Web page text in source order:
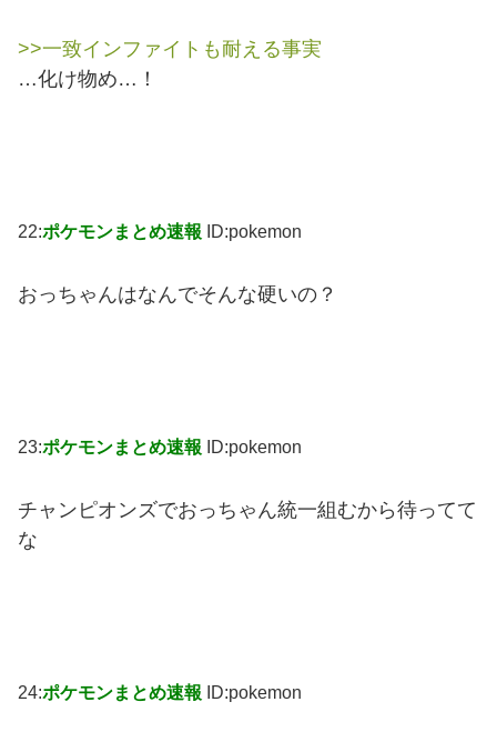
>>一致インファイトも耐える事実
…化け物め…！
22:ポケモンまとめ速報 ID:pokemon
おっちゃんはなんでそんな硬いの？
23:ポケモンまとめ速報 ID:pokemon
チャンピオンズでおっちゃん統一組むから待ってて
な
24:ポケモンまとめ速報 ID:pokemon